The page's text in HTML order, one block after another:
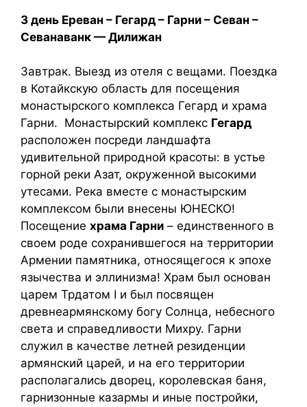
3 день Ереван – Гегард – Гарни – Севан –
Севанаванк — Дилижан
Завтрак. Выезд из отеля с вещами. Поездка
в Котайкскую область для посещения
монастырского комплекса Гегард и храма
Гарни. Монастырский комплекс Гегард
расположен посреди ландшафта
удивительной природной красоты: в устье
горной реки Азат, окруженной высокими
утесами. Река вместе с монастырским
комплексом были внесены ЮНЕСКО!
Посещение храма Гарни – единственного в
своем роде сохранившегося на территории
Армении памятника, относящегося к эпохе
язычества и эллинизма! Храм был основан
царем Трдатом I и был посвящен
древнеармянскому богу Солнца, небесного
света и справедливости Михру. Гарни
служил в качестве летней резиденции
армянский царей, и на его территории
располагались дворец, королевская баня,
гарнизонные казармы и иные постройки,